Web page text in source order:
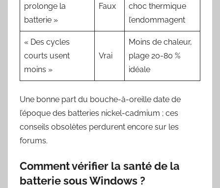
prolonge la
batterie »
Faux
choc thermique
l’endommagent
« Des cycles
courts usent
moins »
Vrai
Moins de chaleur,
plage 20-80 %
idéale
Une bonne part du bouche-à-oreille date de
l’époque des batteries nickel-cadmium ; ces
conseils obsolètes perdurent encore sur les
forums.
Comment vérifier la santé de la
batterie sous Windows ?